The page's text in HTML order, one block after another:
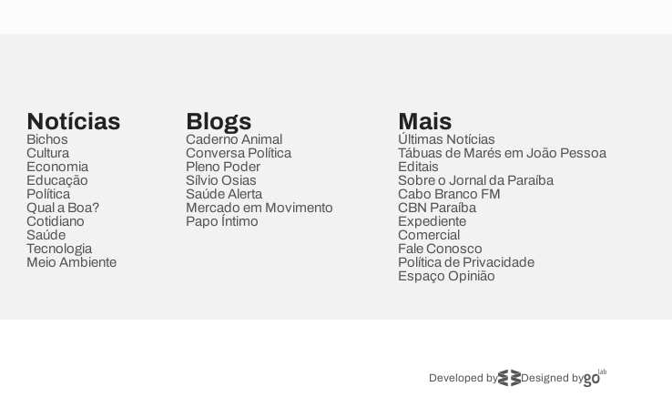
Notícias
Bichos
Cultura
Economia
Educação
Política
Qual a Boa?
Cotidiano
Saúde
Tecnologia
Meio Ambiente
Blogs
Caderno Animal
Conversa Política
Pleno Poder
Sílvio Osias
Saúde Alerta
Mercado em Movimento
Papo Íntimo
Mais
Últimas Notícias
Tábuas de Marés em João Pessoa
Editais
Sobre o Jornal da Paraíba
Cabo Branco FM
CBN Paraíba
Expediente
Comercial
Fale Conosco
Política de Privacidade
Espaço Opinião
Developed by Designed by